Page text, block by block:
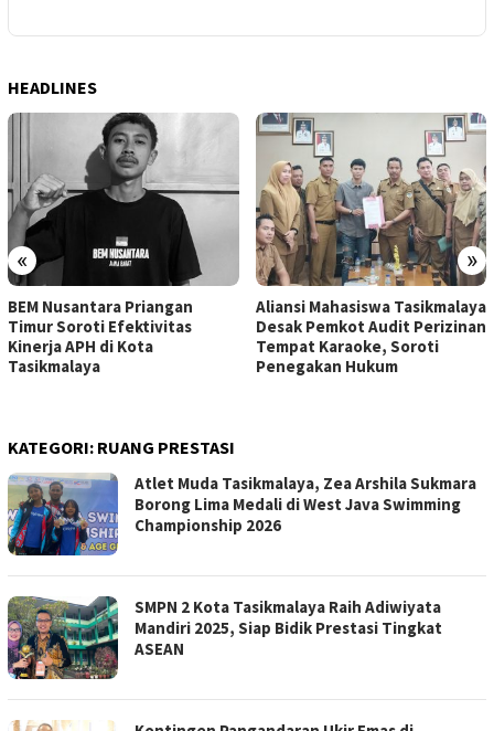
HEADLINES
« »
BEM Nusantara Priangan
Timur Soroti Efektivitas
Kinerja APH di Kota
Tasikmalaya
Aliansi Mahasiswa Tasikmalaya
Desak Pemkot Audit Perizinan
Tempat Karaoke, Soroti
Penegakan Hukum
KATEGORI: RUANG PRESTASI
Atlet Muda Tasikmalaya, Zea Arshila Sukmara
Borong Lima Medali di West Java Swimming
Championship 2026
SMPN 2 Kota Tasikmalaya Raih Adiwiyata
Mandiri 2025, Siap Bidik Prestasi Tingkat
ASEAN